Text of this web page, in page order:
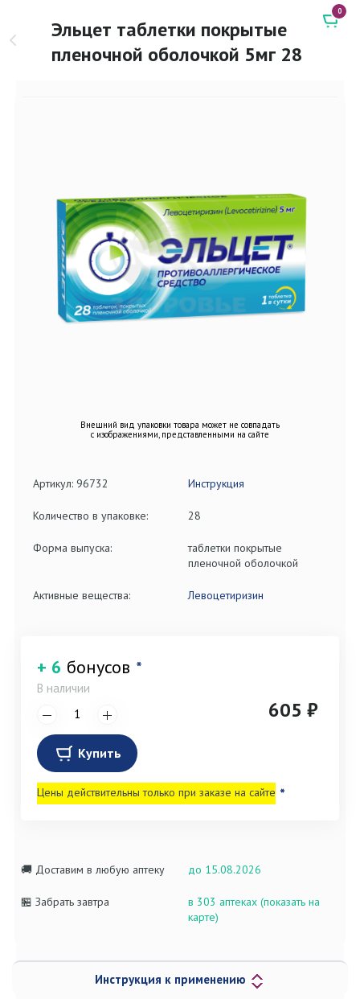
Эльцет таблетки покрытые
пленочной оболочкой 5мг 28
0
Внешний вид упаковки товара может не совпадать
с изображениями, представленными на сайте
Артикул: 96732 Инструкция
Количество в упаковке: 28
Форма выпуска:
таблетки покрытые
пленочной оболочкой
Активные вещества: Левоцетиризин
+ 6 бонусов *
В наличии
605 ₽
Купить
Цены действительны только при заказе на сайте *
🚚 Доставим в любую аптеку до 15.08.2026
🏪 Забрать завтра
в 303 аптеках (показать на
карте)
Инструкция к применению